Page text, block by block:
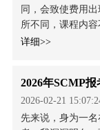
同，会致使费用
所不同，课程内
详细>>
2026年SCMP
2026-02-21
先来说，身为一